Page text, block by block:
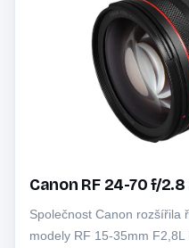
Canon RF 24-70 f/2.8
Společnost Canon rozšířila
modely RF 15-35mm F2,8L